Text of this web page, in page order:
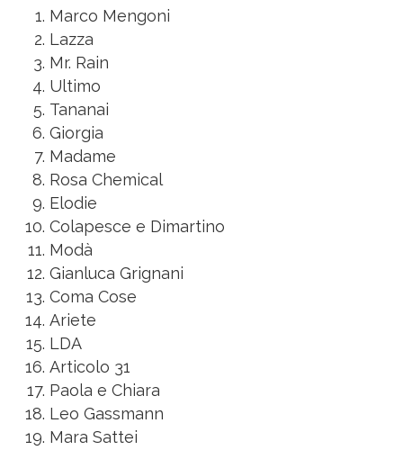
Marco Mengoni
Lazza
Mr. Rain
Ultimo
Tananai
Giorgia
Madame
Rosa Chemical
Elodie
Colapesce e Dimartino
Modà
Gianluca Grignani
Coma Cose
Ariete
LDA
Articolo 31
Paola e Chiara
Leo Gassmann
Mara Sattei